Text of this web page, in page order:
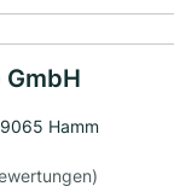
GmbH
Hamm